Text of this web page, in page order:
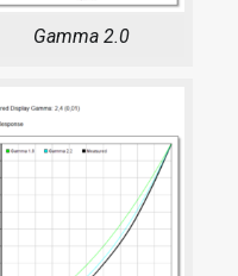
Gamma 2.0